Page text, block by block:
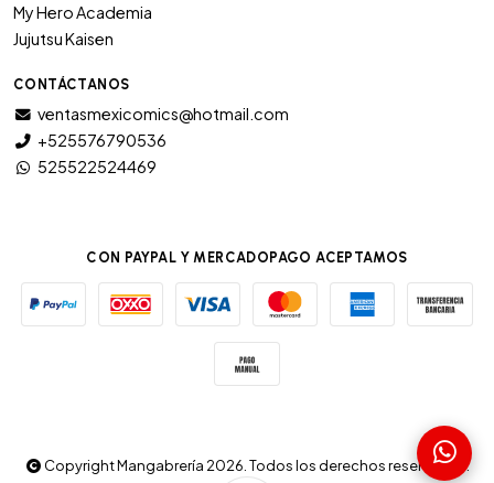
My Hero Academia
Jujutsu Kaisen
CONTÁCTANOS
ventasmexicomics@hotmail.com
+525576790536
525522524469
CON PAYPAL Y MERCADOPAGO ACEPTAMOS
Copyright Mangabrería 2026. Todos los derechos reservados.